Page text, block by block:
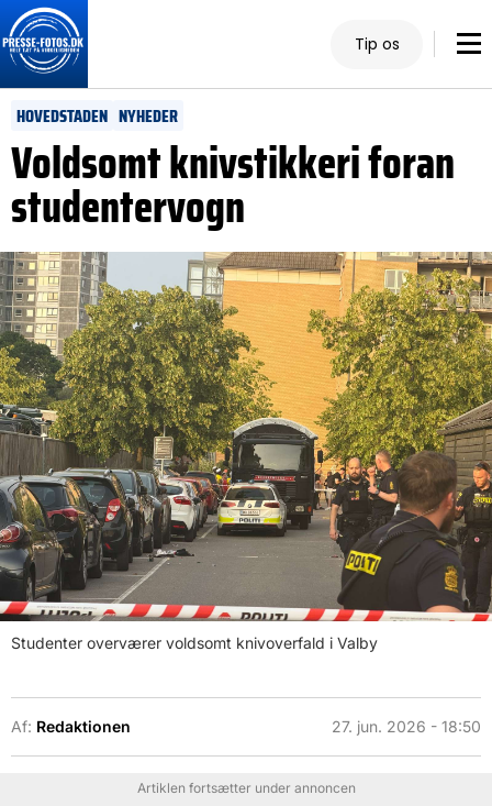
Tip os
HOVEDSTADEN NYHEDER
Voldsomt knivstikkeri foran
studentervogn
Studenter overværer voldsomt knivoverfald i Valby
Af: Redaktionen 27. jun. 2026 - 18:50
Artiklen fortsætter under annoncen